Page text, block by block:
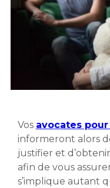
Vos avocates
informeront alors
justifier et
afin de vous
s’implique autant